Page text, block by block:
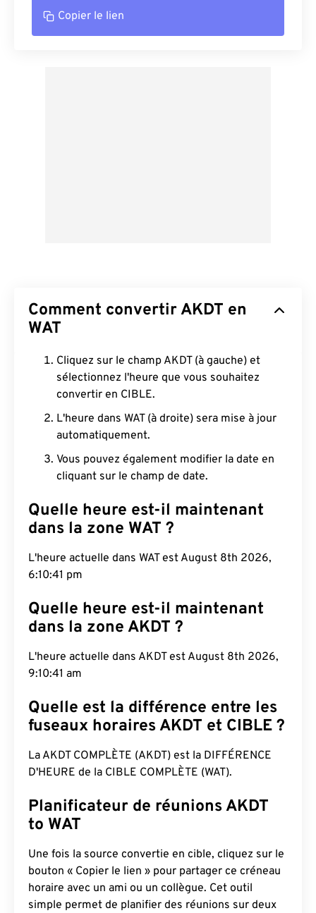
Copier le lien
Comment convertir AKDT en
WAT
Cliquez sur le champ AKDT (à gauche) et
sélectionnez l'heure que vous souhaitez
convertir en CIBLE.
L'heure dans WAT (à droite) sera mise à jour
automatiquement.
Vous pouvez également modifier la date en
cliquant sur le champ de date.
Quelle heure est-il maintenant
dans la zone WAT ?
L'heure actuelle dans WAT est August 8th 2026,
6:10:42 pm
Quelle heure est-il maintenant
dans la zone AKDT ?
L'heure actuelle dans AKDT est August 8th 2026,
9:10:42 am
Quelle est la différence entre les
fuseaux horaires AKDT et CIBLE ?
La AKDT COMPLÈTE (AKDT) est la DIFFÉRENCE
D'HEURE de la CIBLE COMPLÈTE (WAT).
Planificateur de réunions AKDT
to WAT
Une fois la source convertie en cible, cliquez sur le
bouton « Copier le lien » pour partager ce créneau
horaire avec un ami ou un collègue. Cet outil
simple permet de planifier des réunions sur deux